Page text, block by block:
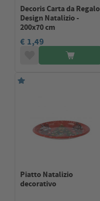
Decoris Carta da Regalo
Design Natalizio -
200x70 cm
€ 1,49
Piatto Natalizio
decorativo